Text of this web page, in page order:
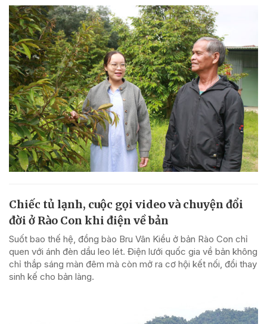
Chiếc tủ lạnh, cuộc gọi video và chuyện đổi
đời ở Rào Con khi điện về bản
Suốt bao thế hệ, đồng bào Bru Vân Kiều ở bản Rào Con chỉ
quen với ánh đèn dầu leo lét. Điện lưới quốc gia về bản không
chỉ thắp sáng màn đêm mà còn mở ra cơ hội kết nối, đổi thay
sinh kế cho bản làng.